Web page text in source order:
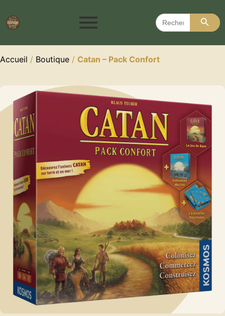
Search
for:
Search
Accueil / Boutique / Catan – Pack Confort